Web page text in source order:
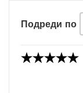
Подреди по